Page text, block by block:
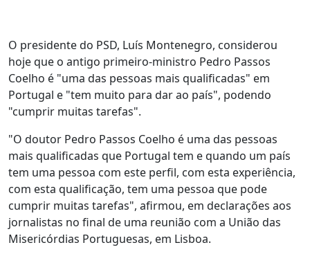
O presidente do PSD, Luís Montenegro, considerou
hoje que o antigo primeiro-ministro Pedro Passos
Coelho é "uma das pessoas mais qualificadas" em
Portugal e "tem muito para dar ao país", podendo
"cumprir muitas tarefas".
"O doutor Pedro Passos Coelho é uma das pessoas
mais qualificadas que Portugal tem e quando um país
tem uma pessoa com este perfil, com esta experiência,
com esta qualificação, tem uma pessoa que pode
cumprir muitas tarefas", afirmou, em declarações aos
jornalistas no final de uma reunião com a União das
Misericórdias Portuguesas, em Lisboa.